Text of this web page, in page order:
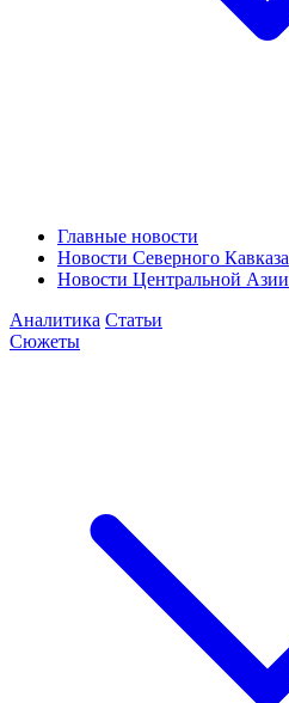
Главные новости
Новости Северного Кавказа
Новости Центральной Азии
Аналитика Статьи
Сюжеты